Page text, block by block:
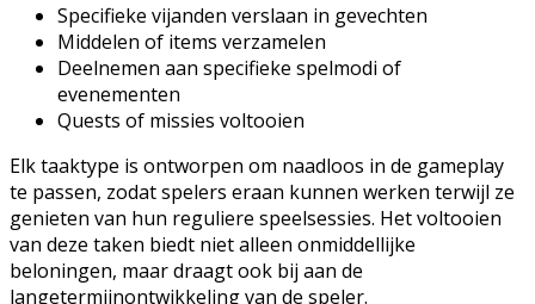
Specifieke vijanden verslaan in gevechten
Middelen of items verzamelen
Deelnemen aan specifieke spelmodi of
evenementen
Quests of missies voltooien
Elk taaktype is ontworpen om naadloos in de gameplay
te passen, zodat spelers eraan kunnen werken terwijl ze
genieten van hun reguliere speelsessies. Het voltooien
van deze taken biedt niet alleen onmiddellijke
beloningen, maar draagt ook bij aan de
langetermijnontwikkeling van de speler.